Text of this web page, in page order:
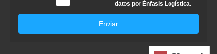
datos por Énfasis Logística.
Enviar